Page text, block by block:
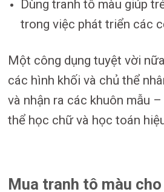
Dùng tranh tô màu giúp
trong việc phát triển các
Một công dụng tuyệt vời
các hình khối và chủ thể
và nhận ra các khuôn mẫu
thể học chữ và học toán
Mua tranh tô màu